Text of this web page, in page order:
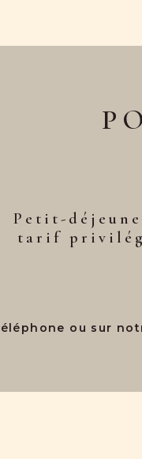
Petit-
tarif
ou sur